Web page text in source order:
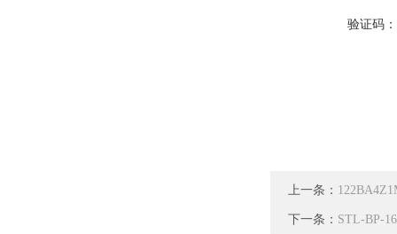
验证码：
上一条：
下一条： STL-BP-